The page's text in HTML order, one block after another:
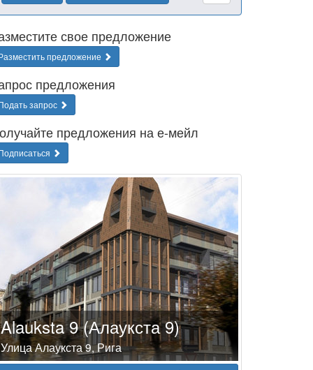
свое предложение
предложение
предложения
запрос
предложения на е-мейл
Alauksta 9 (Алаукста 9)
Улица Алаукста 9, Рига